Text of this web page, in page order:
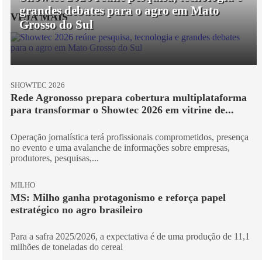
VEJA MAIS
grandes debates para o agro em Mato
Grosso do Sul
SHOWTEC 2026
Rede Agronosso prepara cobertura multiplataforma
para transformar o Showtec 2026 em vitrine de...
Operação jornalística terá profissionais comprometidos, presença
no evento e uma avalanche de informações sobre empresas,
produtores, pesquisas,...
MILHO
MS: Milho ganha protagonismo e reforça papel
estratégico no agro brasileiro
Para a safra 2025/2026, a expectativa é de uma produção de 11,1
milhões de toneladas do cereal